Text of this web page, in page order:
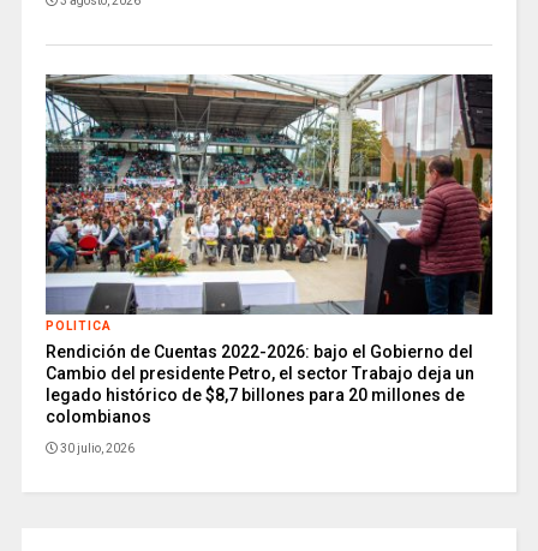
POLITICA
Rendición de Cuentas 2022-2026: bajo el Gobierno del
Cambio del presidente Petro, el sector Trabajo deja un
legado histórico de $8,7 billones para 20 millones de
colombianos
30 julio, 2026